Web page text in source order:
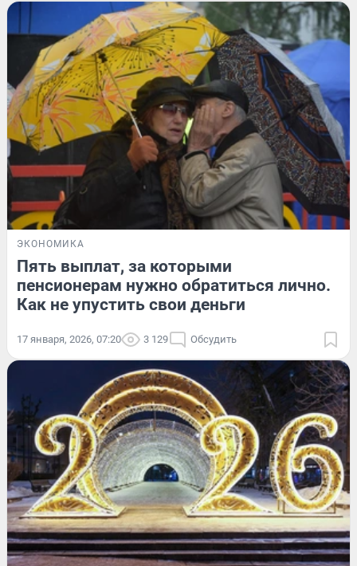
ЭКОНОМИКА
Пять выплат, за которыми
пенсионерам нужно обратиться лично.
Как не упустить свои деньги
17 января, 2026, 07:20 3 129 Обсудить